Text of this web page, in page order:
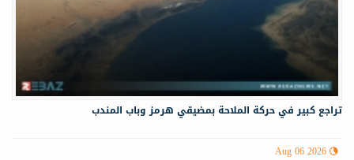
تراجع كبير في حركة الملاحة بمضيقي هرمز وباب المندب
Aug 06 2026